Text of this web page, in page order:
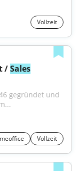
Vollzeit
/ Sales
gegründet und
Vollzeit